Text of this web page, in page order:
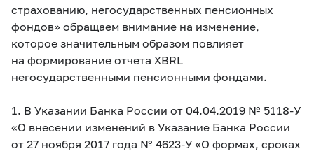
страхованию, негосударственных пенсионных
фондов» обращаем внимание на изменение,
которое значительным образом повлияет
на формирование отчета XBRL
негосударственными пенсионными фондами.
1. В Указании Банка России от 04.04.2019 № 5118-У
«О внесении изменений в Указание Банка России
от 27 ноября 2017 года № 4623-У «О формах, сроках